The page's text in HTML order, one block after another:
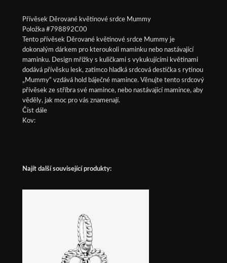
Přívěsek Děrované květinové srdce Mummy
Položka #798892C00
Tento přívěsek Děrované květinové srdce Mummy je
dokonalým dárkem pro kteroukoli maminku nebo nastávající
maminku. Design mřížky s kuličkami s vykukujícími květinami
dodává přívěsku lesk, zatímco hladká srdcová destička s rytinou
„Mummy“ vzdává hold báječné mamince. Věnujte tento srdcový
přívěsek ze stříbra své mamince, nebo nastávající mamince, aby
věděly, jak moc pro vás znamenají.
Číst dále
Kov:
Najít další související produkty: